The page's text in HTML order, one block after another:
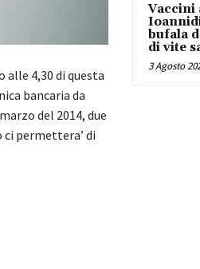
alle 4,30 di questa
bancaria da
del 2014, due
ci permettera’ di
Vaccini
bufala
di vite
3 Agosto